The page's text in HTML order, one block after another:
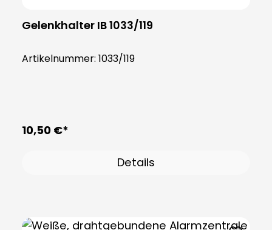
Gelenkhalter IB 1033/119
Artikelnummer: 1033/119
10,50 €*
Details